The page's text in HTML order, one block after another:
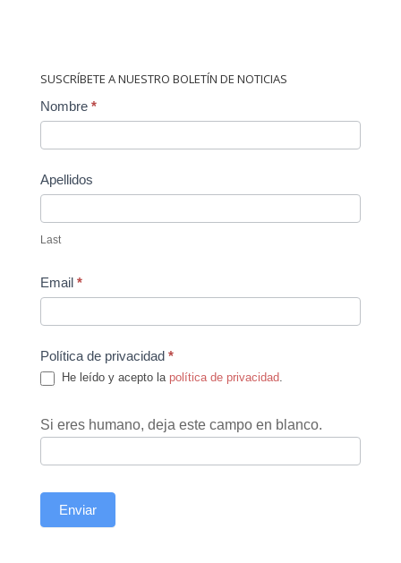
SUSCRÍBETE A NUESTRO BOLETÍN DE NOTICIAS
Contact
Nombre *
Apellidos
Last
Email *
Política de privacidad *
He leído y acepto la política de privacidad
Si eres humano, deja este campo en blanco.
Enviar